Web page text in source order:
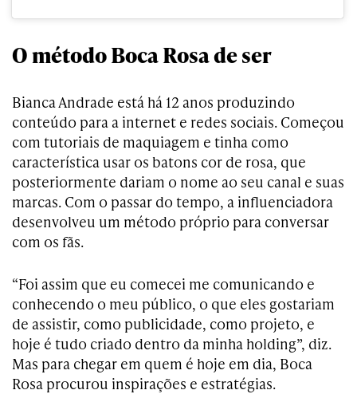
O método Boca Rosa de ser
Bianca Andrade está há 12 anos produzindo
conteúdo para a internet e redes sociais. Começou
com tutoriais de maquiagem e tinha como
característica usar os batons cor de rosa, que
posteriormente dariam o nome ao seu canal e suas
marcas. Com o passar do tempo, a influenciadora
desenvolveu um método próprio para conversar
com os fãs.
“Foi assim que eu comecei me comunicando e
conhecendo o meu público, o que eles gostariam
de assistir, como publicidade, como projeto, e
hoje é tudo criado dentro da minha holding”, diz.
Mas para chegar em quem é hoje em dia, Boca
Rosa procurou inspirações e estratégias.